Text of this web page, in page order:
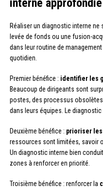
Réaliser un diagnostic interne ne
levée de fonds ou une fusion-
dans leur routine de
quotidien.
Premier bénéfice : identifier les
Beaucoup de dirigeants sont
postes, des processus
dans leurs équipes. Le
Deuxième bénéfice : prioriser
ressources sont limitées, savoir
Un diagnostic interne bien
zones à renforcer en priorité.
Troisième bénéfice : renforcer la